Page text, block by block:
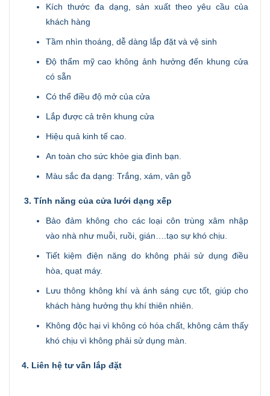
Kích thước đa dạng, sản xuất theo yêu cầu của
khách hàng
Tầm nhìn thoáng, dễ dàng lắp đặt và vệ sinh
Độ thẩm mỹ cao không ảnh hưởng đến khung cửa
có sẵn
Có thể điều độ mở của cửa
Lắp được cả trên khung cửa
Hiệu quả kinh tế cao.
An toàn cho sức khỏe gia đình bạn.
Màu sắc đa dạng: Trắng, xám, vân gỗ
3. Tính năng của cửa lưới dạng xếp
Bảo đảm không cho các loại côn trùng xâm nhập
vào nhà như muỗi, ruồi, gián….tạo sự khó chịu.
Tiết kiệm điện năng do không phải sử dụng điều
hòa, quạt máy.
Lưu thông không khí và ánh sáng cực tốt, giúp cho
khách hàng hưởng thụ khí thiên nhiên.
Không độc hại vì không có hóa chất, không cảm thấy
khó chịu vì không phải sử dụng màn.
4. Liên hệ tư vấn lắp đặt